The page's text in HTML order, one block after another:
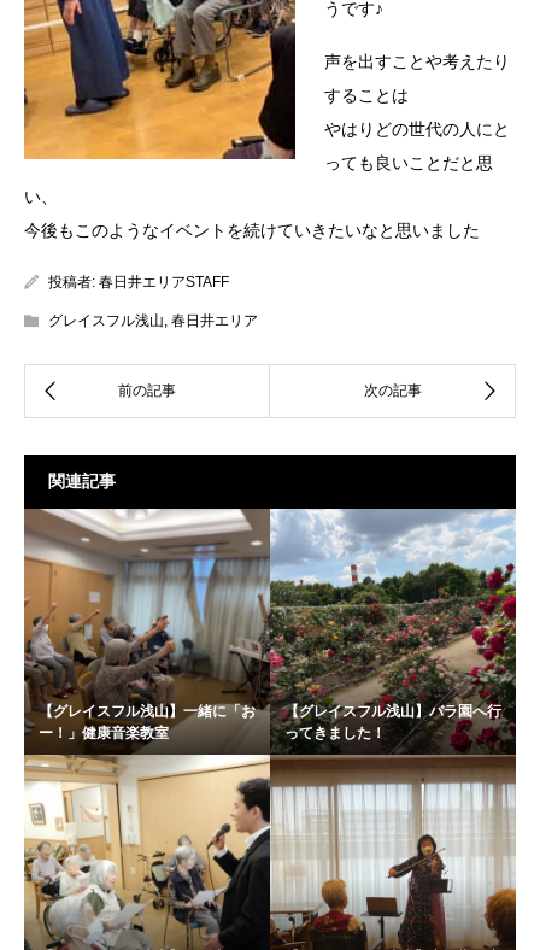
うです♪
声を出すことや考えたり
することは
やはりどの世代の人にと
っても良いことだと思
い、
今後もこのようなイベントを続けていきたいなと思いました
投稿者: 春日井エリアSTAFF
グレイスフル浅山 春日井エリア
関連記事
【グレイスフル浅山】一緒に「お
ー！」健康音楽教室
【グレイスフル浅山】バラ園へ行
ってきました！